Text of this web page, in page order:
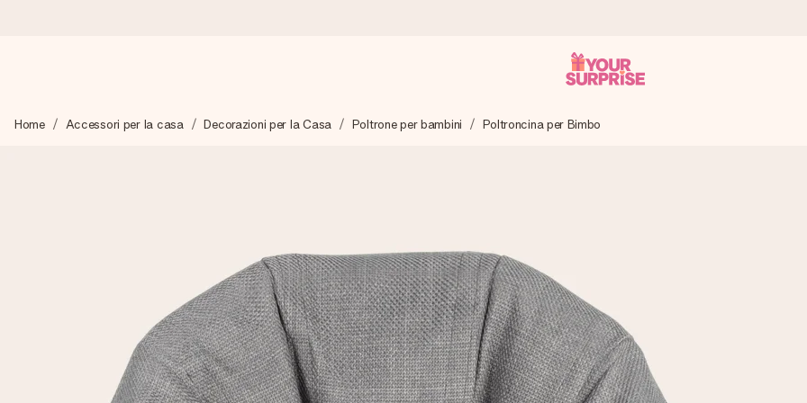
Prepariamo il tuo regalo con attenzione e lo spediamo in un lampo – così potrai consegnarlo al momento giusto, quando conta
Biglietto d'auguri gratuito
Realizza qualcosa di unico in pochi passi – con il suo nome, una tua foto o un messaggio che tocchi il cuore. Nessuna
Home Accessori per la casa Decorazioni per la Casa Poltrone per bambini Poltroncina per Bimbo